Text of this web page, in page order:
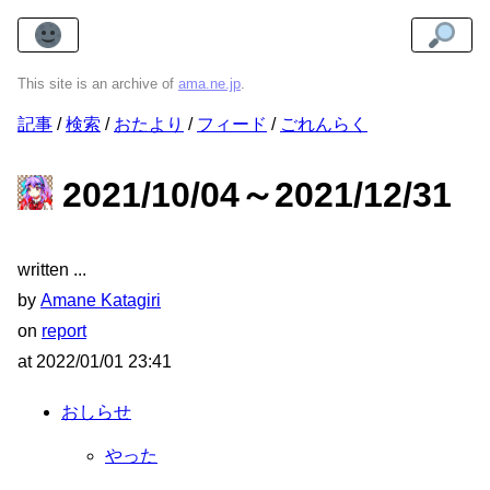
This site is an archive of ama.ne.jp.
記事 検索 おたより フィード ごれんらく
2021/10/04～2021/12/31
written
by Amane Katagiri
on report
at 2022/01/01 23:41
おしらせ
やった